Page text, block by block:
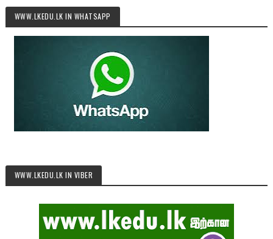
WWW.LKEDU.LK IN WHATSAPP
WWW.LKEDU.LK IN VIBER